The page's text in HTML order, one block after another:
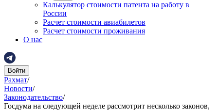
Калькулятор стоимости патента на работу в
России
Расчет стоимости авиабилетов
Расчет стоимости проживания
О нас
Войти
Рахмат/
Новости/
Законодательство/
Госдума на следующей неделе рассмотрит несколько законов,